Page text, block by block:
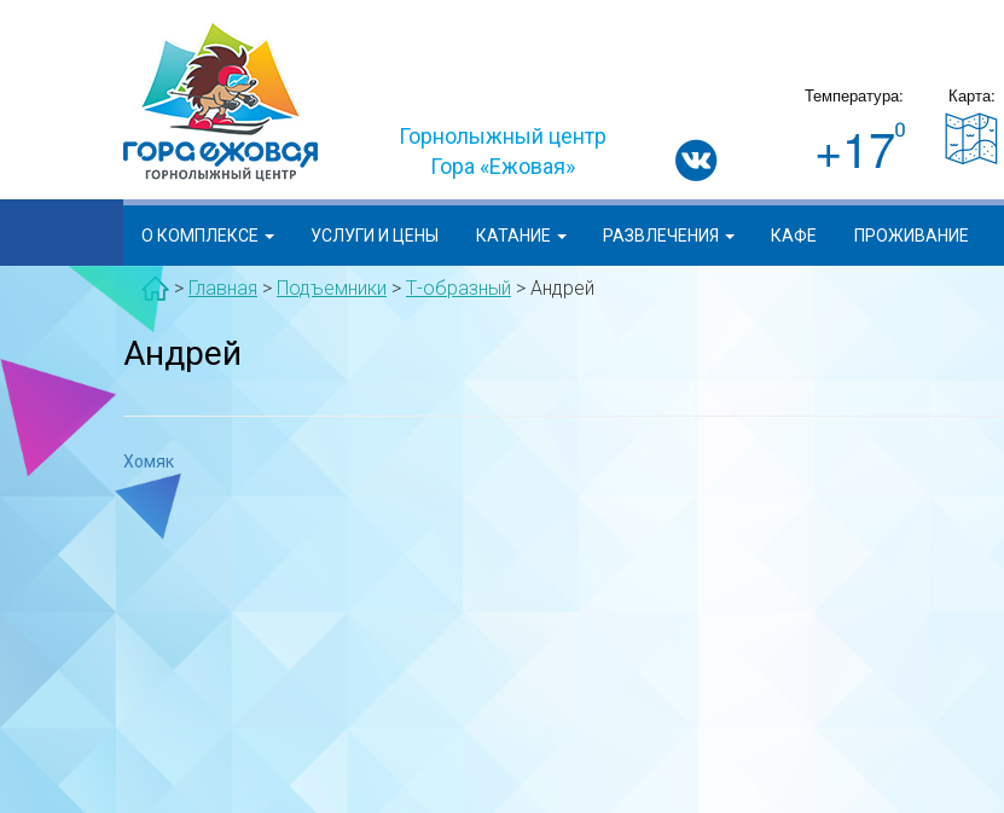
Горнолыжный центр
Гора «Ежовая»
Температура:
+17
Карта:
О КОМПЛЕКСЕ УСЛУГИ И ЦЕНЫ КАТАНИЕ РАЗВЛЕЧЕНИЯ КАФЕ ПРОЖИВАНИЕ
> Главная > Подъемники > Т-образный > Андрей
Андрей
Навигация
по
записям
Хомяк